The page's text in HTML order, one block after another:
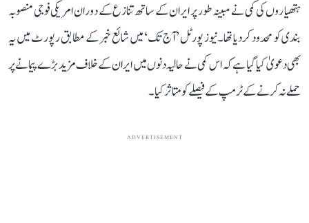
ہتھیاروں کی کمی نے مبینہ طور پر ایران کے ساتھ تنازع کے دوران امریکی فوجی منصوبہ
بندی کو محدود کر دیا تھا۔نیوز پورٹل ’آج تک‘ میں شائع خبر کے مطابق رپورٹ میں یہ
بھی دعویٰ کیا گیا ہے کہ اس کمی نے حالیہ دنوں میں ایران کے خلاف مزید بڑے پیمانے پر
حملے نہ کرنے کے ٹرمپ کے فیصلے کو متاثر کیا۔
ADVERTISEMENT